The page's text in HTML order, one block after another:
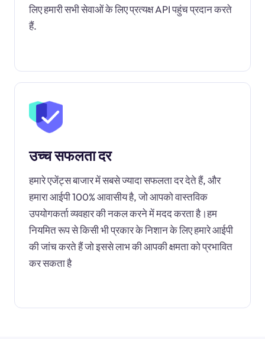
लिए हमारी सभी सेवाओं के लिए प्रत्यक्ष API पहुंच प्रदान करते
हैं.
उच्च सफलता दर
हमारे एजेंट्स बाजार में सबसे ज्यादा सफलता दर देते हैं, और
हमारा आईपी 100% आवासीय है, जो आपको वास्तविक
उपयोगकर्ता व्यवहार की नकल करने में मदद करता है।हम
नियमित रूप से किसी भी प्रकार के निशान के लिए हमारे आईपी
की जांच करते हैं जो इससे लाभ की आपकी क्षमता को प्रभावित
कर सकता है